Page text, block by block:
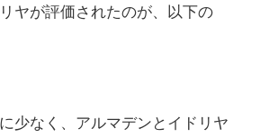
ヤが評価されたのが、以下の
少なく、アルマデンとイドリヤ